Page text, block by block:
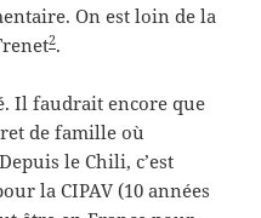
On est loin de la
2.
Il faudrait encore que
de famille où
le Chili, c’est
la CIPAV (10 années